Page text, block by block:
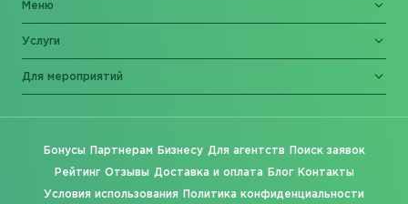
Меню
Услуги
Для мероприятий
Бонусы Партнерам Бизнесу Для агентств Поиск заявок
Рейтинг Отзывы Доставка и оплата Блог Контакты
Условия использования Политика конфиденциальности